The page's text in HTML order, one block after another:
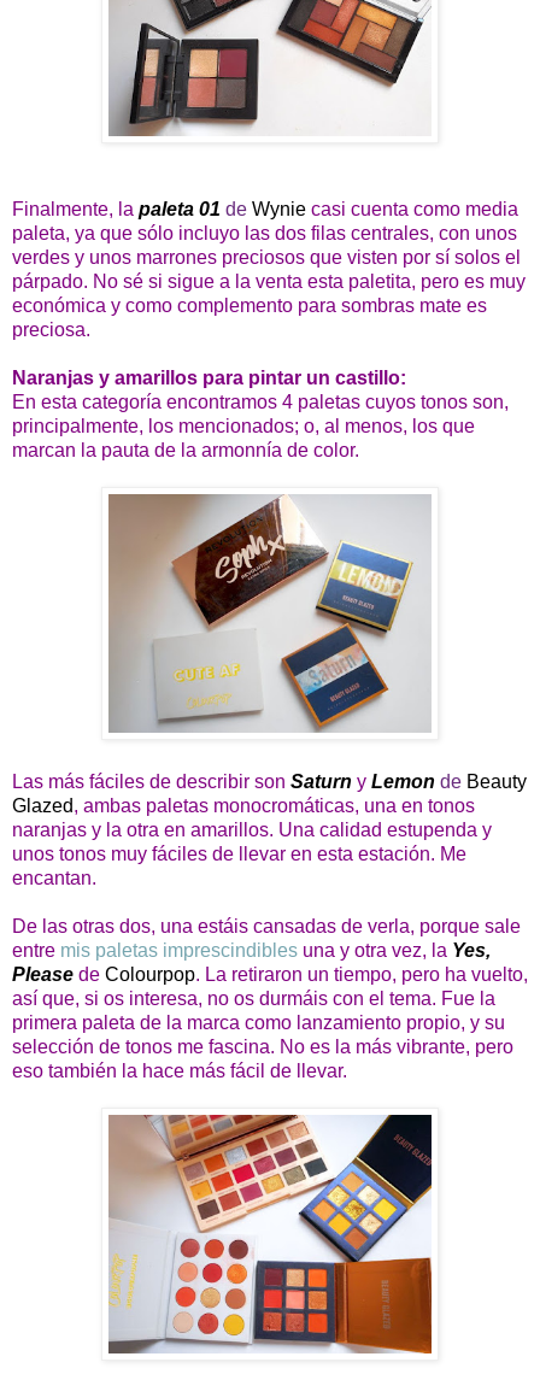
Finalmente, la paleta 01 de Wynie casi cuenta como media
paleta, ya que sólo incluyo las dos filas centrales, con unos
verdes y unos marrones preciosos que visten por sí solos el
párpado. No sé si sigue a la venta esta paletita, pero es muy
económica y como complemento para sombras mate es
preciosa.
Naranjas y amarillos para pintar un castillo:
En esta categoría encontramos 4 paletas cuyos tonos son,
principalmente, los mencionados; o, al menos, los que
marcan la pauta de la armonnía de color.
Las más fáciles de describir son Saturn y Lemon de Beauty
Glazed, ambas paletas monocromáticas, una en tonos
naranjas y la otra en amarillos. Una calidad estupenda y
unos tonos muy fáciles de llevar en esta estación. Me
encantan.
De las otras dos, una estáis cansadas de verla, porque sale
entre mis paletas imprescindibles una y otra vez, la Yes,
Please de Colourpop. La retiraron un tiempo, pero ha vuelto,
así que, si os interesa, no os durmáis con el tema. Fue la
primera paleta de la marca como lanzamiento propio, y su
selección de tonos me fascina. No es la más vibrante, pero
eso también la hace más fácil de llevar.